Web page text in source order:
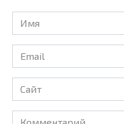
Имя
*
Email
*
Сайт
Комментарий